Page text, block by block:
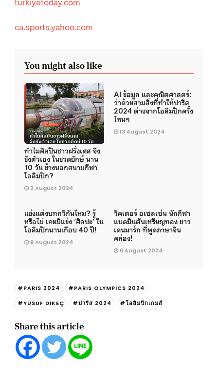
ca.sports.yahoo.com
You might also like
ทำไมศิลปินชาวฝรั่งเศส จึง
ขังตัวเอง ในขวดยักษ์ นาน
10 วัน ข้างนอกสนามกีฬา
โอลิมปิก?
2 August 2024
AI ข้อมูล และคณิตศาสตร์:
ว่าด้วยสามสิ่งที่ทำให้ปารีส
2024 ต่างจากโอลิมปิกครั้ง
ไหนๆ
13 August 2024
แข่งแต่งบทกวีกันไหม? รู้
หรือไม่ เคยมีแข่ง ‘ศิลปะ’ ใน
โอลิมปิกนานเกือบ 40 ปี!
9 August 2024
วิคเตอร์ อเซลเซ่น นักกีฬา
แบดมินตันเหรียญทอง ชาว
เดนมาร์ก ที่พูดภาษาจีน
คล่อง!
6 August 2024
#PARIS 2024
#PARIS OLYMPICS 2024
#YUSUF DIKEÇ
#ปารีส 2024 #โอลิมปิกเกมส์
Share this article